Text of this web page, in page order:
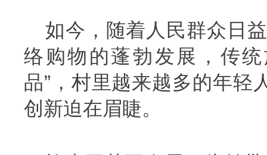
如今，随着人民群众日
络购物的蓬勃发展，传
品”，村里越来越多的年轻
创新迫在眉睫。